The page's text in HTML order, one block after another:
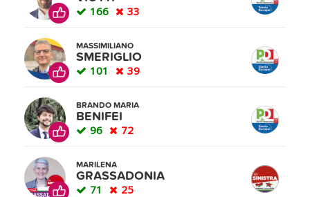
166 33
MASSIMILIANO
SMERIGLIO
101 39
BRANDO MARIA
BENIFEI
96 72
MARILENA
GRASSADONIA
71 25